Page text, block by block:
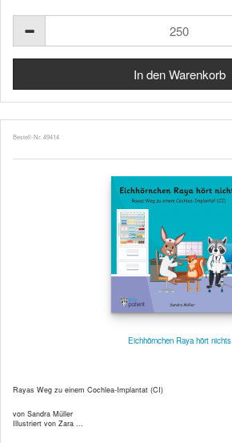
Bestell-Nr. 49414
Eichhörnchen Raya hört nichts
Rayas Weg zu einem Cochlea-Implantat (CI)
von Sandra Müller
Illustriert von Zara ...